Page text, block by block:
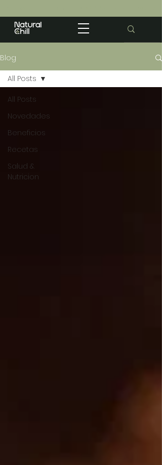
Blog
All Posts
Novedades
Beneficios
Recetas
Salud &
Nutricion
All Posts